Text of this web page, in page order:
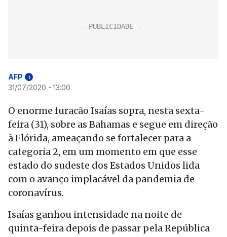
AFP i
31/07/2020 - 13:00
O enorme furacão Isaías sopra, nesta sexta-
feira (31), sobre as Bahamas e segue em direção
à Flórida, ameaçando se fortalecer para a
categoria 2, em um momento em que esse
estado do sudeste dos Estados Unidos lida
com o avanço implacável da pandemia de
coronavírus.
Isaías ganhou intensidade na noite de
quinta-feira depois de passar pela República